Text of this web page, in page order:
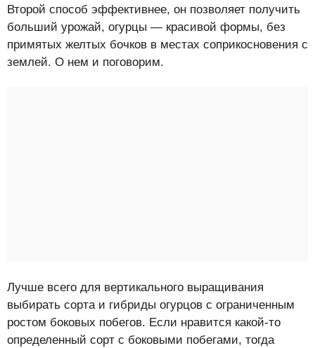
Второй способ эффективнее, он позволяет получить
больший урожай, огурцы — красивой формы, без
примятых желтых бочков в местах соприкосновения с
землей. О нем и поговорим.
Лучше всего для вертикального выращивания
выбирать сорта и гибриды огурцов с ограниченным
ростом боковых побегов. Если нравится какой-то
определенный сорт с боковыми побегами, тогда